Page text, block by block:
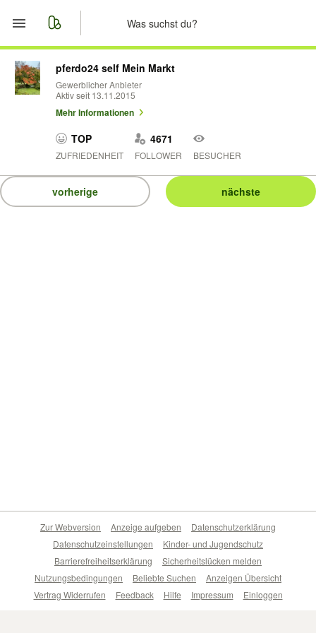
Start
Merkliste
Nachrichten
pferdo24 self Mein Markt
Gewerblicher Anbieter
Aktiv seit 13.11.2015
Mehr Informationen
TOP
ZUFRIEDENHEIT
4671
FOLLOWER BESUCHER
vorherige nächste
Zur Webversion Anzeige aufgeben
Datenschutzerklärung
Datenschutzeinstellungen
Kinder- und Jugendschutz
Barrierefreiheitserklärung
Sicherheitslücken melden
Nutzungsbedingungen
Beliebte Suchen
Anzeigen Übersicht
Vertrag Widerrufen
Feedback Hilfe Impressum Einloggen